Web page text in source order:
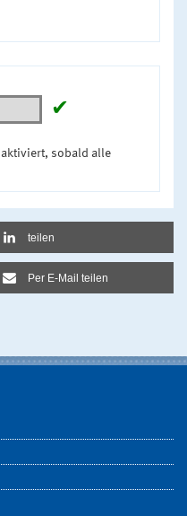
✔
aktiviert, sobald alle
teilen
Per E-Mail teilen